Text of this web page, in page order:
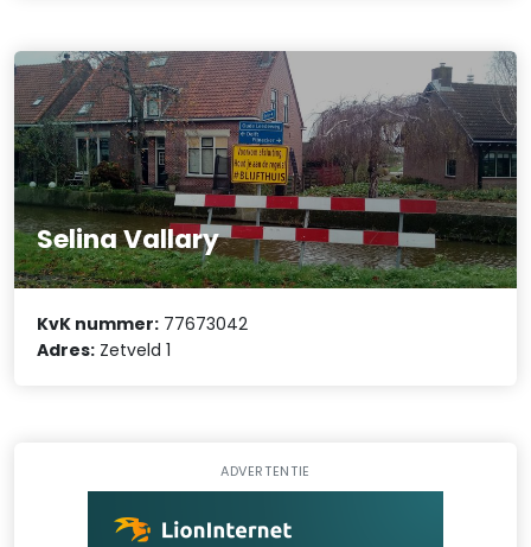
Selina Vallary
KvK nummer: 77673042
Adres: Zetveld 1
ADVERTENTIE